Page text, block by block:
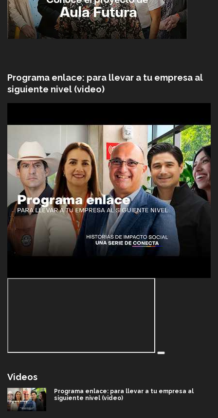
Programa enlace: para llevar a tu empresa al
siguiente nivel (video)
Videos
Programa enlace: para llevar a tu empresa al
siguiente nivel (video)